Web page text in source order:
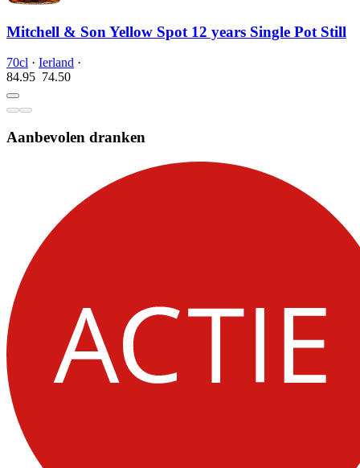
Mitchell & Son Yellow Spot 12 years Single Pot Still
70cl · Ierland ·
84.95 74.50
Aanbevolen dranken